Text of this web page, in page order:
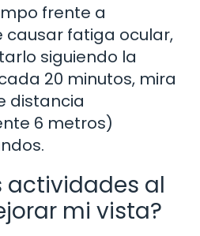
frente a
fatiga ocular,
siguiendo la
20 minutos, mira
distancia
6 metros)
actividades al
mi vista?